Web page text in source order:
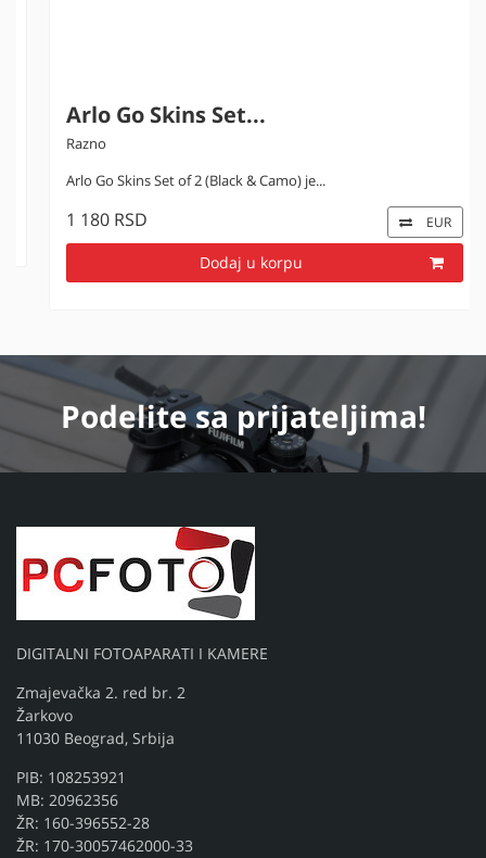
Arlo Go Skins Set...
Razno
Arlo Go Skins Set of 2 (Black & Camo) je...
1 180 RSD EUR
Dodaj u korpu
Podelitesa prijateljima!
DIGITALNI FOTOAPARATI I KAMERE
Zmajevačka 2. red br. 2
Žarkovo
11030 Beograd, Srbija
PIB: 108253921
MB: 20962356
ŽR: 160-396552-28
ŽR: 170-30057462000-33